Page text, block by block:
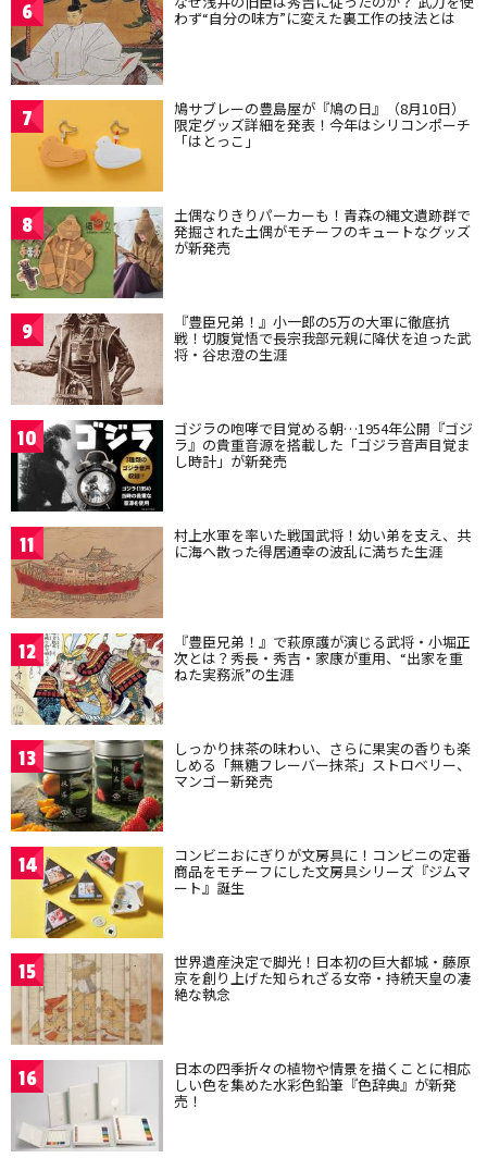
6 わず“自分の味方”に変えた裏工作の技法とは
7 鳩サブレーの豊島屋が『鳩の日』（8月10日）
限定グッズ詳細を発表！今年はシリコンポーチ
「はとっこ」
8 土偶なりきりパーカーも！青森の縄文遺跡群で
発掘された土偶がモチーフのキュートなグッズ
が新発売
9 『豊臣兄弟！』小一郎の5万の大軍に徹底抗
戦！切腹覚悟で長宗我部元親に降伏を迫った武
将・谷忠澄の生涯
10 ゴジラの咆哮で目覚める朝…1954年公開『ゴジ
ラ』の貴重音源を搭載した「ゴジラ音声目覚ま
し時計」が新発売
11 村上水軍を率いた戦国武将！幼い弟を支え、共
に海へ散った得居通幸の波乱に満ちた生涯
12 『豊臣兄弟！』で萩原護が演じる武将・小堀正
次とは？秀長・秀吉・家康が重用、“出家を重
ねた実務派”の生涯
13 しっかり抹茶の味わい、さらに果実の香りも楽
しめる「無糖フレーバー抹茶」ストロベリー、
マンゴー新発売
14 コンビニおにぎりが文房具に！コンビニの定番
商品をモチーフにした文房具シリーズ『ジムマ
ート』誕生
15 世界遺産決定で脚光！日本初の巨大都城・藤原
京を創り上げた知られざる女帝・持統天皇の凄
絶な執念
16 日本の四季折々の植物や情景を描くことに相応
しい色を集めた水彩色鉛筆『色辞典』が新発
売！